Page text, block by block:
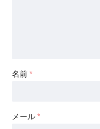
名前 *
メール *